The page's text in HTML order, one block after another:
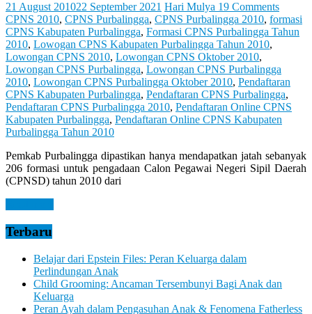
21 August 201022 September 2021 Hari Mulya 19 Comments
CPNS 2010, CPNS Purbalingga, CPNS Purbalingga 2010, formasi
CPNS Kabupaten Purbalingga, Formasi CPNS Purbalingga Tahun
2010, Lowogan CPNS Kabupaten Purbalingga Tahun 2010,
Lowongan CPNS 2010, Lowongan CPNS Oktober 2010,
Lowongan CPNS Purbalingga, Lowongan CPNS Purbalingga
2010, Lowongan CPNS Purbalingga Oktober 2010, Pendaftaran
CPNS Kabupaten Purbalingga, Pendaftaran CPNS Purbalingga,
Pendaftaran CPNS Purbalingga 2010, Pendaftaran Online CPNS
Kabupaten Purbalingga, Pendaftaran Online CPNS Kabupaten
Purbalingga Tahun 2010
Pemkab Purbalingga dipastikan hanya mendapatkan jatah sebanyak
206 formasi untuk pengadaan Calon Pegawai Negeri Sipil Daerah
(CPNSD) tahun 2010 dari
Terbaru
Belajar dari Epstein Files: Peran Keluarga dalam
Perlindungan Anak
Child Grooming: Ancaman Tersembunyi Bagi Anak dan
Keluarga
Peran Ayah dalam Pengasuhan Anak & Fenomena Fatherless